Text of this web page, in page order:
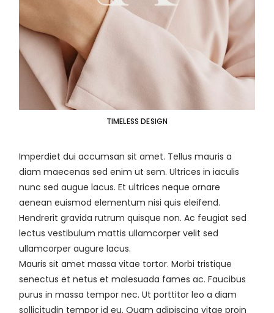
TIMELESS DESIGN
Imperdiet dui accumsan sit amet. Tellus mauris a
diam maecenas sed enim ut sem. Ultrices in iaculis
nunc sed augue lacus. Et ultrices neque ornare
aenean euismod elementum nisi quis eleifend.
Hendrerit gravida rutrum quisque non. Ac feugiat sed
lectus vestibulum mattis ullamcorper velit sed
ullamcorper augure lacus.
Mauris sit amet massa vitae tortor. Morbi tristique
senectus et netus et malesuada fames ac. Faucibus
purus in massa tempor nec. Ut porttitor leo a diam
sollicitudin tempor id eu. Quam adipiscing vitae proin